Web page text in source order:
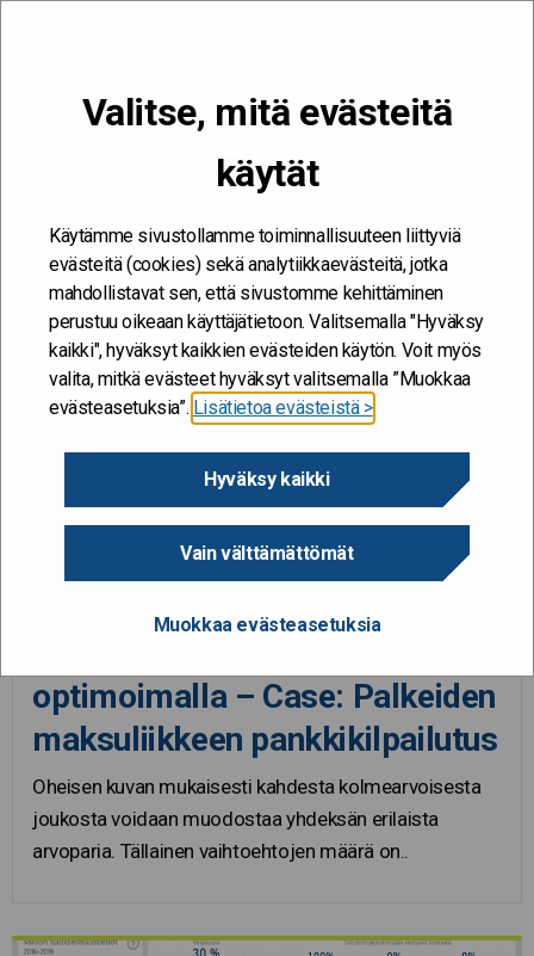
Valitse, mitä evästeitä
käytät
Käytämme sivustollamme toiminnallisuuteen liittyviä
evästeitä (cookies) sekä analytiikkaevästeitä, jotka
mahdollistavat sen, että sivustomme kehittäminen
perustuu oikeaan käyttäjätietoon. Valitsemalla "Hyväksy
kaikki", hyväksyt kaikkien evästeiden käytön. Voit myös
valita, mitkä evästeet hyväksyt valitsemalla ”Muokkaa
evästeasetuksia”. Lisätietoa evästeistä >
Hyväksy kaikki
Vain välttämättömät
Muokkaa evästeasetuksia
Kehitän ja kehityn #töissäSuomelle
raportointi
optimoimalla – Case: Palkeiden
maksuliikkeen pankkikilpailutus
Oheisen kuvan mukaisesti kahdesta kolmearvoisesta
joukosta voidaan muodostaa yhdeksän erilaista
arvoparia. Tällainen vaihtoehtojen määrä on..